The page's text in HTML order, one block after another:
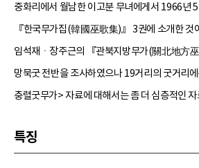
중화리에서 월남한 이고분 무녀에게서 1966년
『한국무가집(韓國巫歌集)』 3권에 소개한 것
임석재ㆍ장주근의 『관북지방무가(關北地方
망묵굿 전반을 조사하였으나 19거리의 굿거리
충렬굿무가> 자료에 대해서는 좀 더 심층적인
특징